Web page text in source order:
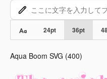
24pt 36pt
Aqua Boom SVG (400)